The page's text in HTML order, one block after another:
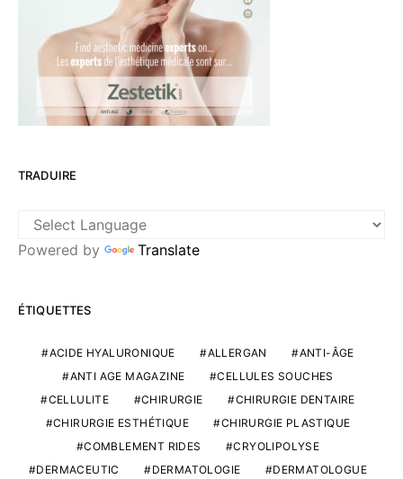
TRADUIRE
Powered by Translate
ÉTIQUETTES
ACIDE HYALURONIQUE ALLERGAN
ANTI-ÂGE
ANTI AGE MAGAZINE
CELLULES SOUCHES
CELLULITE
CHIRURGIE
CHIRURGIE DENTAIRE
CHIRURGIE ESTHÉTIQUE
CHIRURGIE PLASTIQUE
COMBLEMENT RIDES
CRYOLIPOLYSE
DERMACEUTIC
DERMATOLOGIE
DERMATOLOGUE